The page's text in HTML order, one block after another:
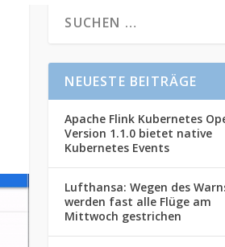
NEUESTE BEITRÄGE
Apache Flink Kubernetes
Version 1.1.0 bietet native
Kubernetes Events
Lufthansa: Wegen des
werden fast alle Flüge am
Mittwoch gestrichen